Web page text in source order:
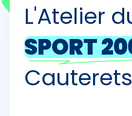
Enfants
- de 17 ans -
Etudiants -
Avec assurance ?
L'Atelier
SPORT
Cauterets